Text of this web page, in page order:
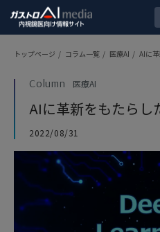
トップページ / コラム一覧 / 医療AI / AIに
Column 医療AI
AIに革新をもたらし
2022/08/31